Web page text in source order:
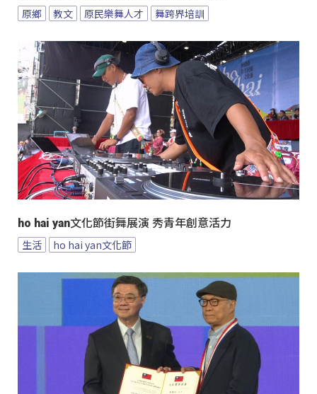
原鄉 教文 原民樂舞人才 舞跨界培訓
ho hai yan文化節街舞展演 秀青年創意活力
生活 ho hai yan文化節